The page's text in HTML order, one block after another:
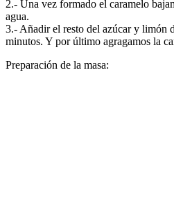
2.- Una vez formado el caramelo
agua.
3.- Añadir el resto del azúcar y limón
minutos. Y por último agragamos la
Preparación de la masa: